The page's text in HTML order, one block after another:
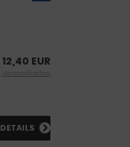
12,40 EUR
Versandkosten
DETAILS